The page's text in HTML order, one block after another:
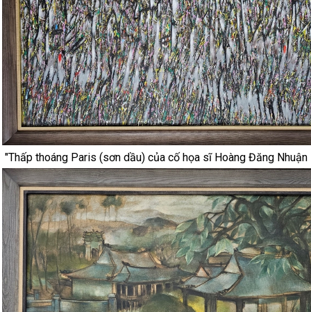
"Thấp thoáng Paris (sơn dầu) của cố họa sĩ Hoàng Đăng Nhuận